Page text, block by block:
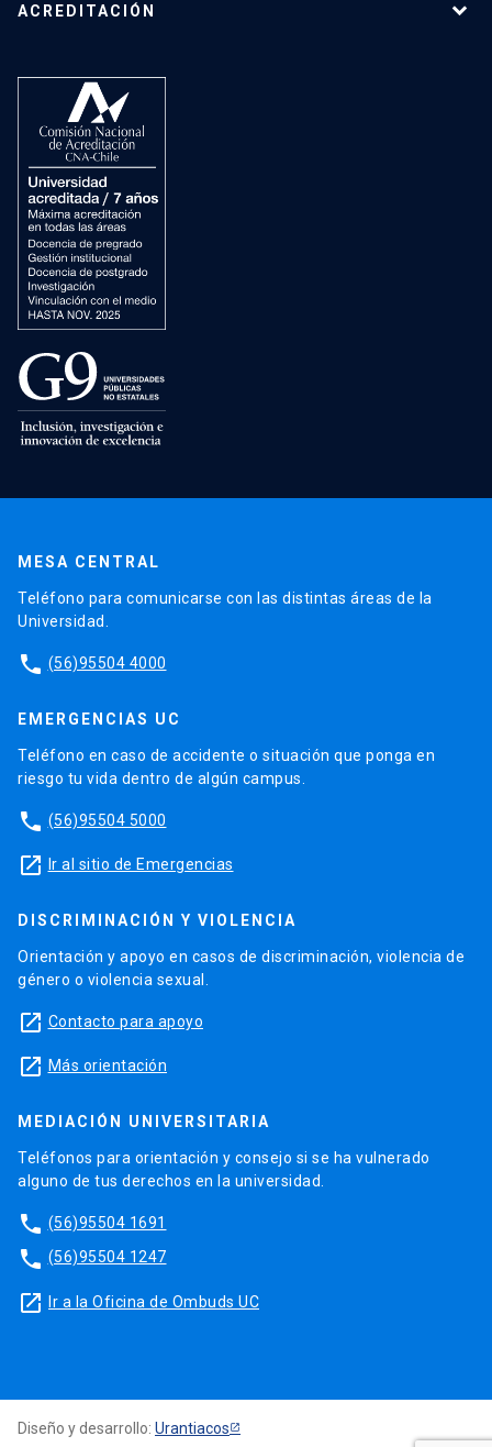
ACREDITACIÓN
MESA CENTRAL
Teléfono para comunicarse con las distintas áreas de la
Universidad.
phone (56)95504 4000
EMERGENCIAS UC
Teléfono en caso de accidente o situación que ponga en
riesgo tu vida dentro de algún campus.
phone (56)95504 5000
launch Ir al sitio de Emergencias
DISCRIMINACIÓN Y VIOLENCIA
Orientación y apoyo en casos de discriminación, violencia de
género o violencia sexual.
launch Contacto para apoyo
launch Más orientación
MEDIACIÓN UNIVERSITARIA
Teléfonos para orientación y consejo si se ha vulnerado
alguno de tus derechos en la universidad.
phone (56)95504 1691
phone (56)95504 1247
launch Ir a la Oficina de Ombuds UC
Diseño y desarrollo: Urantiacos